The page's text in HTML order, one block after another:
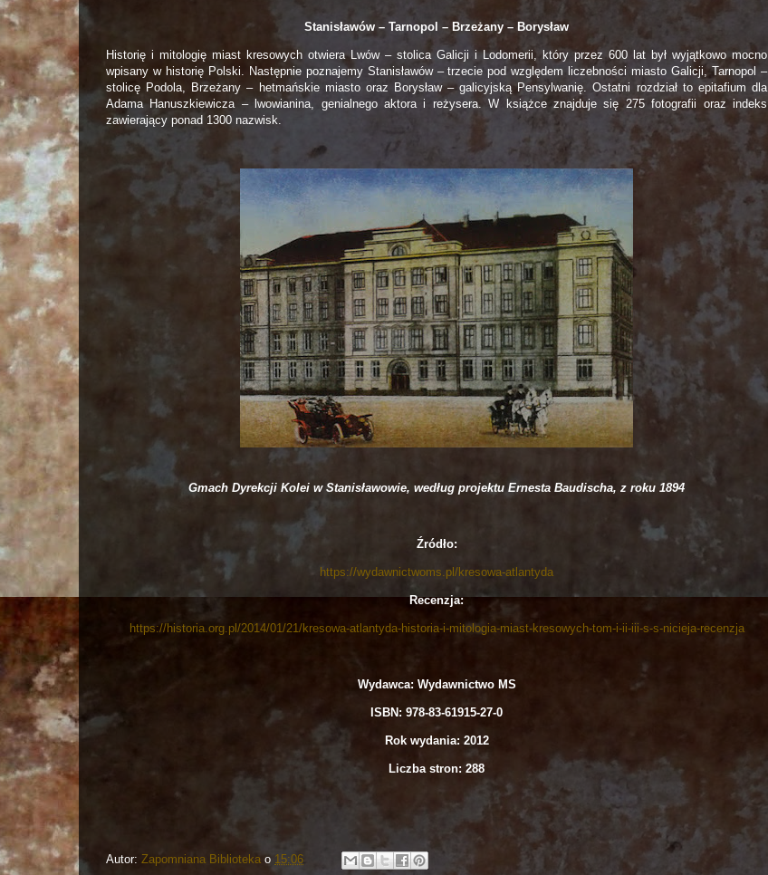
Stanisławów – Tarnopol – Brzeżany – Borysław
Historię i mitologię miast kresowych otwiera Lwów – stolica Galicji i Lodomerii, który przez 600 lat był wyjątkowo mocno
wpisany w historię Polski. Następnie poznajemy Stanisławów – trzecie pod względem liczebności miasto Galicji, Tarnopol –
stolicę Podola, Brzeżany – hetmańskie miasto oraz Borysław – galicyjską Pensylwanię. Ostatni rozdział to epitafium dla
Adama Hanuszkiewicza – lwowianina, genialnego aktora i reżysera. W książce znajduje się 275 fotografii oraz indeks
zawierający ponad 1300 nazwisk.
Gmach Dyrekcji Kolei w Stanisławowie, według projektu Ernesta Baudischa, z roku 1894
Źródło:
https://wydawnictwoms.pl/kresowa-atlantyda
Recenzja:
https://historia.org.pl/2014/01/21/kresowa-atlantyda-historia-i-mitologia-miast-kresowych-tom-i-ii-iii-s-s-nicieja-recenzja
Wydawca: Wydawnictwo MS
ISBN: 978-83-61915-27-0
Rok wydania: 2012
Liczba stron: 288
Autor: Zapomniana Biblioteka o 15:06